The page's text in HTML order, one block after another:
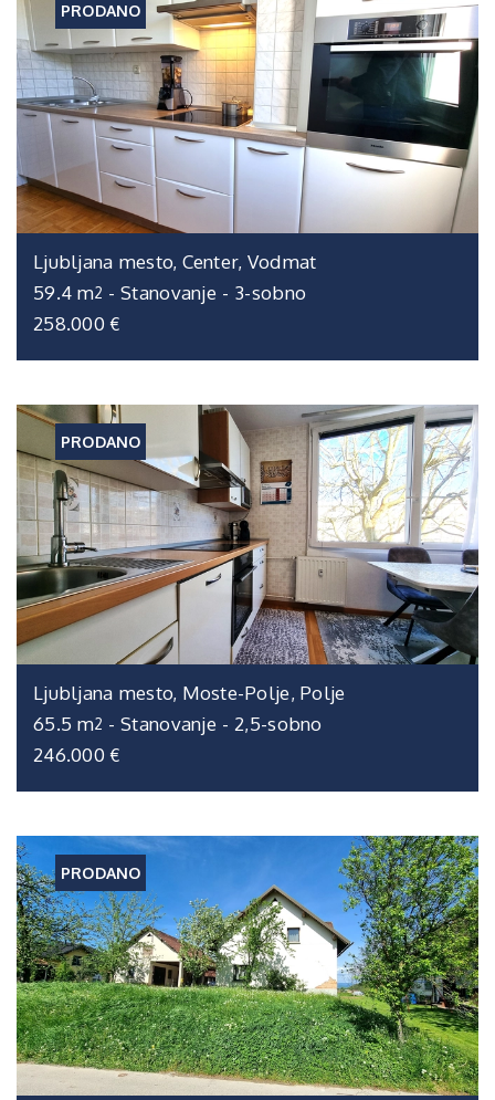
PRODANO
Ljubljana mesto, Center, Vodmat
59.4 m2 - Stanovanje - 3-sobno
258.000 €
PRODANO
Ljubljana mesto, Moste-Polje, Polje
65.5 m2 - Stanovanje - 2,5-sobno
246.000 €
PRODANO